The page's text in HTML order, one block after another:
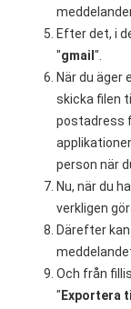
Efter det, i
"gmail".
När du äger
skicka filen
postadress
person när
Nu, när du
verkligen
Därefter
Och från
" Exportera